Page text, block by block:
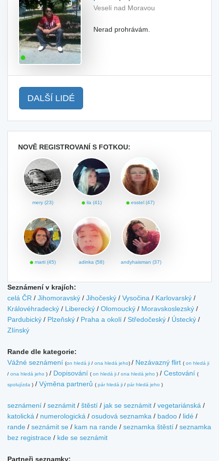
Veselí nad Moravou
Nerad prohrávám.
DALŠÍ LIDÉ
NOVĚ REGISTROVANÍ S FOTKOU:
mery (23) ila (41) esstel (47)
marti (45) adinka (58) andyhaisman (37)
Seznámení v krajích:
celá ČR / Jihomoravský / Jihočeský / Vysočina / Karlovarský /
Královéhradecký / Liberecký / Olomoucký / Moravskoslezský /
Pardubický / Plzeňský / Praha a okolí / Středočeský / Ústecký /
Zlínský
Rande dle kategorie:
Vážné seznámení (on hledá ji / ona hledá jeho) / Nezávazný flirt ( on hledá ji
/ ona hledá jeho ) / Dopisování ( on hledá ji / ona hledá jeho ) / Cestování (
spolujízda ) / Výměna partnerů ( pár hledá ji / pár hledá jeho )
seznámení / seznámit / štěstí / jak se seznámit / vegetariánská /
katolická / numerologická / osudová seznamka / badoo / lidé /
rande / seznámit se / kam na rande / seznamka štěstí / seznamka
bez registrace / kde se seznámit
Partneři seznamky: